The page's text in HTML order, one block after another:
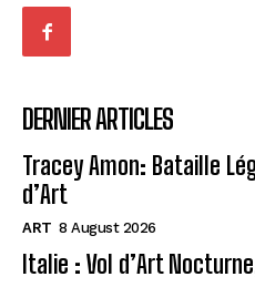
DERNIER ARTICLES
Tracey Amon: Bataille
d’Art
ART 8 August 2026
Italie : Vol d’Art